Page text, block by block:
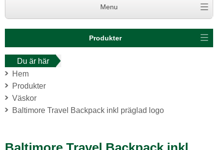
Produkter
Du är här
Hem
Produkter
Väskor
Baltimore Travel Backpack inkl präglad logo